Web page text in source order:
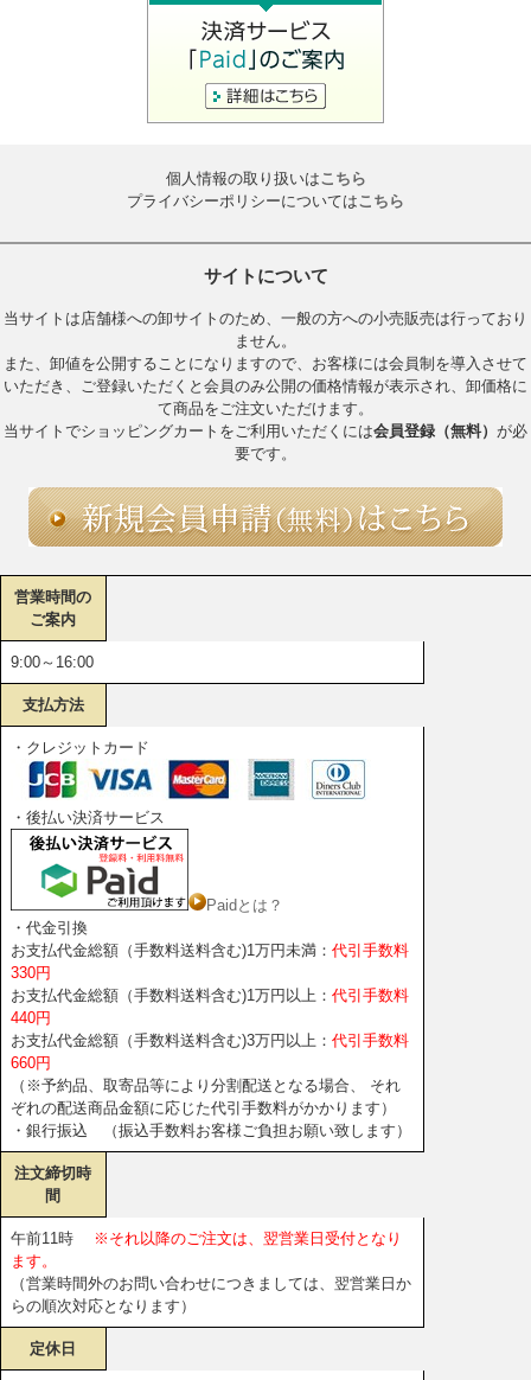
個人情報の取り扱いはこちら
プライバシーポリシーについてはこちら
サイトについて
当サイトは店舗様への卸サイトのため、一般の方への小売販売は行っており
ません。
また、卸値を公開することになりますので、お客様には会員制を導入させて
いただき、ご登録いただくと会員のみ公開の価格情報が表示され、卸価格に
て商品をご注文いただけます。
当サイトでショッピングカートをご利用いただくには会員登録（無料） が必
要です。
営業時間の
ご案内
9:00～16:00
支払方法
・クレジットカード
・後払い決済サービス
Paidとは？
・代金引換
お支払代金総額（手数料送料含む)1万円未満： 代引手数料
330円
お支払代金総額（手数料送料含む)1万円以上： 代引手数料
440円
お支払代金総額（手数料送料含む)3万円以上： 代引手数料
660円
（※予約品、取寄品等により分割配送となる場合、 それ
ぞれの配送商品金額に応じた代引手数料がかかります）
・銀行振込 （振込手数料お客様ご負担お願い致します）
注文締切時
間
午前11時
※それ以降のご注文は、翌営業日受付となり
ます。
（営業時間外のお問い合わせにつきましては、翌営業日か
らの順次対応となります）
定休日